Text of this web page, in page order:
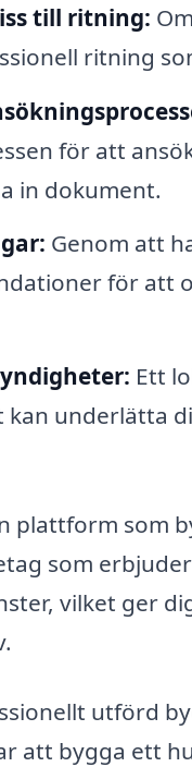
till ritning:
ritning
för att
in dokument.
Genom att
för att
Ett
underlätta
plattform som
som erbjuder
vilket ger
utförd
att bygga ett